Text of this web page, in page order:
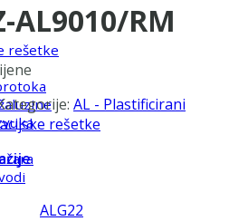
rešetke
AL9010/RM
AL - Plastificirani
rešetke
ALG22